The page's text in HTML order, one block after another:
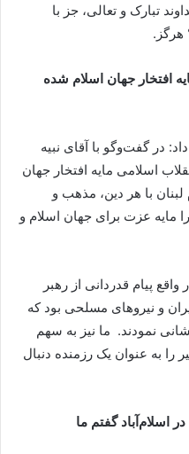
تبارک و تعالی، جز با
هرگز.
افتخار جهان اسلام شده
در گفت‌وگو با آقای نبیه
اسلامی مایه افتخار جهان
با هر دین، مذهب و
مایه عزت برای جهان اسلام و
پیام قدردانی از رهبر
و نیروهای مسلحی بود که
نمودند. ما نیز به سهم
را به عنوان یک رزمنده دنبال
اسلام‌آباد گفتم ما